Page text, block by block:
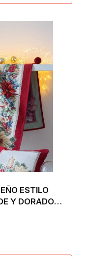
ESTILO
Y DORADO